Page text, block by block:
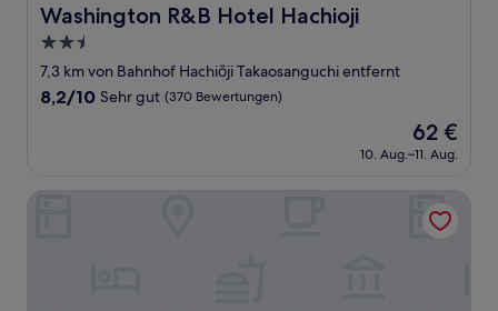
Washington R&B Hotel Hachioji
Washington R&B Hotel Hachioji
2.5-
Sterne-
Unterkunft
7,3 km von Bahnhof Hachiōji Takaosanguchi entfernt
8.2
(370
8,2/10 Sehr gut (370 Bewertungen)
Der
Preis
beträgt
62 €
10. Aug.–11. Aug.